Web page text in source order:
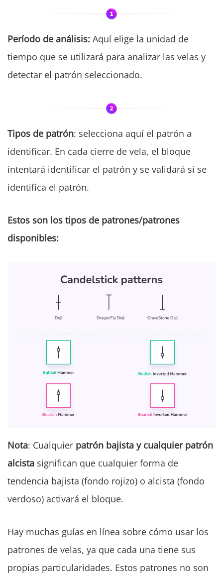
Período de análisis: Aquí elige la unidad de
tiempo que se utilizará para analizar las velas y
detectar el patrón seleccionado.
Tipos de patrón: selecciona aquí el patrón a
identificar. En cada cierre de vela, el bloque
intentará identificar el patrón y se validará si se
identifica el patrón.
Estos son los tipos de patrones/patrones
disponibles:
Nota: Cualquier patrón bajista y cualquier patrón
alcista significan que cualquier forma de
tendencia bajista (fondo rojizo) o alcista (fondo
verdoso) activará el bloque.
Hay muchas guías en línea sobre cómo usar los
patrones de velas, ya que cada una tiene sus
propias particularidades. Estos patrones no son